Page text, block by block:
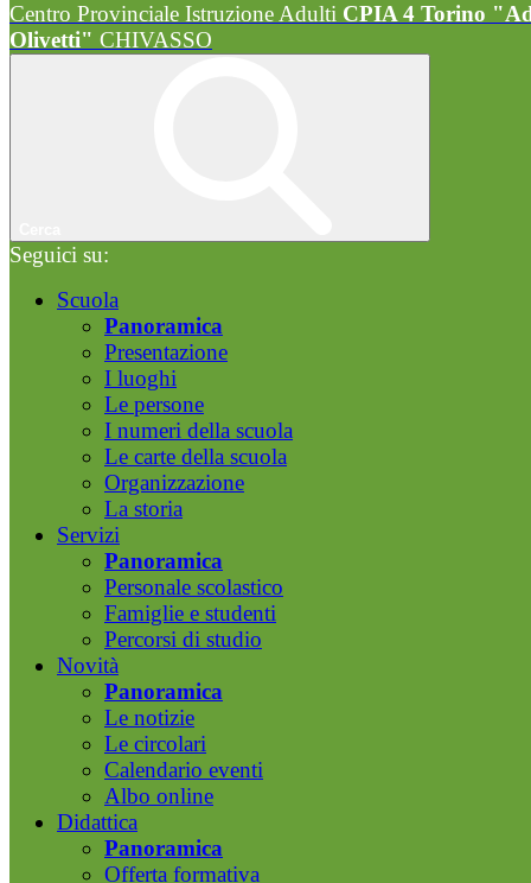
Centro Provinciale Istruzione Adulti CPIA 4 Torino
Olivetti" CHIVASSO
Seguici su:
Scuola
Panoramica
Presentazione
I luoghi
Le persone
I numeri della scuola
Le carte della scuola
Organizzazione
La storia
Servizi
Panoramica
Personale scolastico
Famiglie e studenti
Percorsi di studio
Novità
Panoramica
Le notizie
Le circolari
Calendario eventi
Albo online
Didattica
Panoramica
Offerta formativa